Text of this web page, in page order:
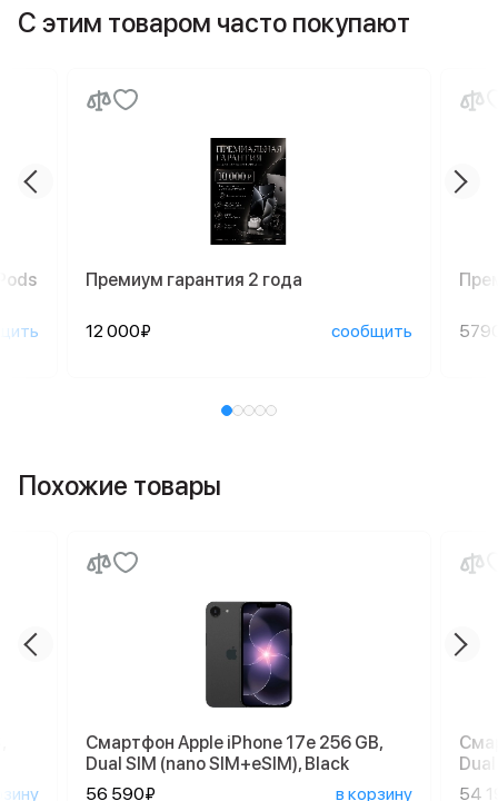
С этим товаром часто покупают
Премиум гарантия 2 года
12 000₽ сообщить
Похожие товары
Смартфон Apple iPhone 17e 256 GB,
Dual SIM (nano SIM+eSIM), Black
56 590₽
в корзину
54